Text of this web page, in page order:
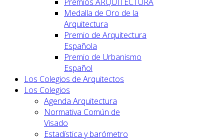
Medalla de Oro de la
Arquitectura
Premio de Arquitectura
Española
Premio de Urbanismo
Español
Los Colegios de Arquitectos
Los Colegios
Agenda Arquitectura
Normativa Común de
Visado
Estadística y barómetro